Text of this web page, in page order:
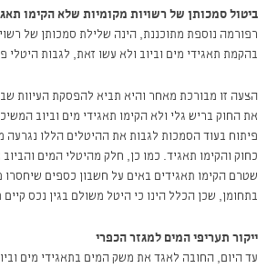
ביטול סמכותן של רשויות מקומיות שלא הקימו
רפורמה נוספת מתוכננת, הינה שלילת סמכותן של
בהקמת תאגידי מים וביוב ולא עשו זאת, לגבות היטלי
הצעה זו מבורכת מאחר והיא תביא להפסקת העיוות
את החוק בריש גלי ולא הקימו תאגידי מים וביוב
פיתוח בעוד הסמכות לגבות את ההיטלים הללו נגרעה
כחוק והקימו תאגיד. כמו כן, חלק מהיטלי המים והביוב
שטרם הקימו תאגידים באים על חשבון כספים שיחסרו
בתחומן, שכן הכלל הינו כי היטל משולם בגין נכס
ייקור תעריפי המים למגזר הכפרי
עד היום, החובה לאגד את משק המים בתאגידי מים